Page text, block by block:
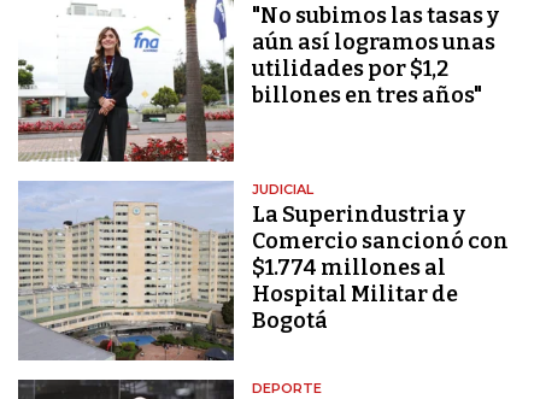
"No subimos las tasas y
aún así logramos unas
utilidades por $1,2
billones en tres años"
JUDICIAL
La Superindustria y
Comercio sancionó con
$1.774 millones al
Hospital Militar de
Bogotá
DEPORTE